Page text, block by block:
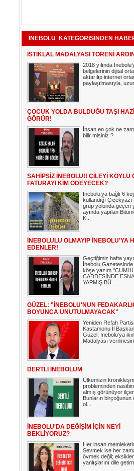
İNEBOLU KATEGORİSİNDEN
İSTİKLAL MADALYASI TÖRENİ
2018 yılında
belgelerinin dijital
aktarılıp internet
paylaşılmasıyla, uzun
ÇOCUK YOLDA BULDUĞU TAŞI
GÖRÜR!
İnsan en çok ne
bilir misiniz ?
SAHİPSİZ İNEBOLU!! ÇİLEYİ KÖYLÜ
FATURAYI KİM ÖDEYECEK?
İnebolu’ya bağlı 6
kullandığı
grup yolunda geçen
ayında yapılan
K...
İNEBOLULU OLMAYIP İNEBOLU'YA
EDENLER!
Geçtiğimiz hafta
İnebolu Gazetesinde
köşe yazım
CADDESİNDE
YAPMIŞ BÜ...
GÜZEL: "İNEBOLU'NUN
BOYUNCA UNUTULMAYACAK"
Yeniden Refah
Kastamonu İl
Güzel, İnebolu'ya
Madalyası verilmesini
DERTLİ İNEBOLUM
Ülkemizin
probleminden
almış görünüyor
Bunların birçoğunun
ol...
İNEBOLU'DA DEĞİŞİM İÇİN NEYİ
BEKLİYORUZ?
Her insan
Sevmek ise her
övmek değil;
yanlışlarını dile